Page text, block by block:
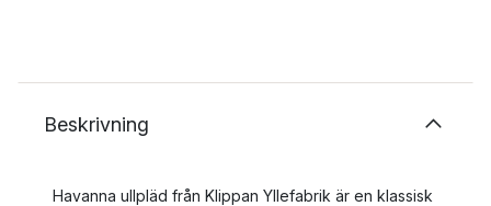
Beskrivning
Havanna ullpläd från Klippan Yllefabrik är en klassisk